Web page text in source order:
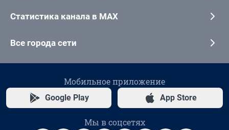
Статистика канала в MAX
Все города сети
Мобильное приложение
Google Play App Store
Мы в соцсетях